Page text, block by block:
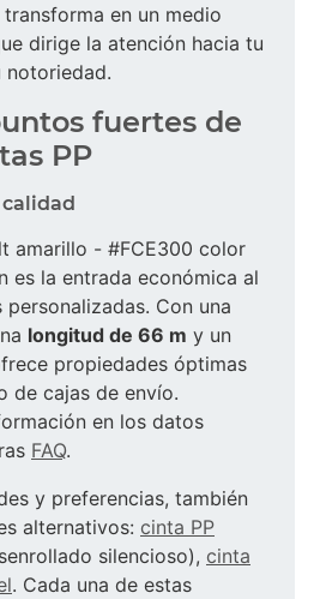
en un medio
dirige la atención hacia tu
notoriedad.
fuertes de
PP
amarillo - #FCE300 color
es la entrada económica al
Con una
longitud de 66 m y un
propiedades óptimas
de cajas de envío.
en los datos
FAQ.
y preferencias, también
alternativos: cinta PP
silencioso), cinta
. Cada una de estas